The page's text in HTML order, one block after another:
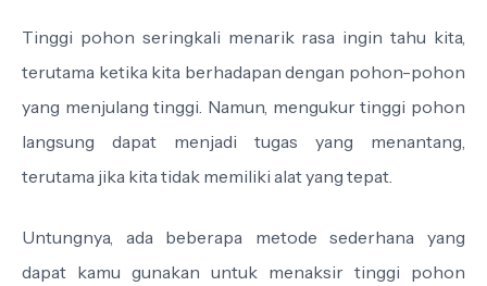
Tinggi pohon seringkali menarik rasa ingin tahu kita,
terutama ketika kita berhadapan dengan pohon-pohon
yang menjulang tinggi. Namun, mengukur tinggi pohon
langsung dapat menjadi tugas yang menantang,
terutama jika kita tidak memiliki alat yang tepat.
Untungnya, ada beberapa metode sederhana yang
dapat kamu gunakan untuk menaksir tinggi pohon